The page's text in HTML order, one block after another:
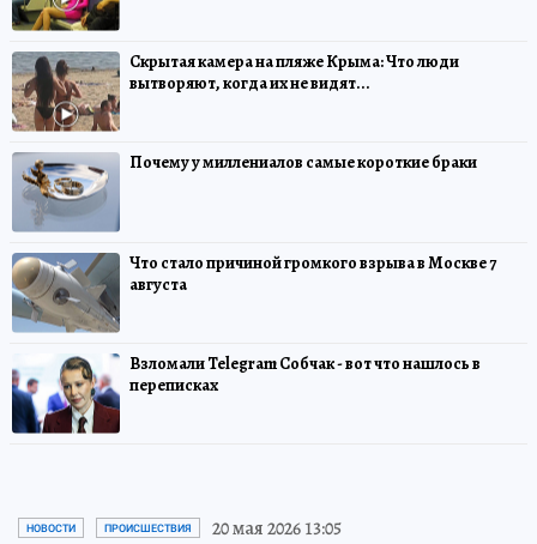
Скрытая камера на пляже Крыма: Что люди
вытворяют, когда их не видят...
Почему у миллениалов самые короткие браки
Что стало причиной громкого взрыва в Москве 7
августа
Взломали Telegram Собчак - вот что нашлось в
переписках
НОВОСТИ ПРОИСШЕСТВИЯ 20 мая 2026 13:05